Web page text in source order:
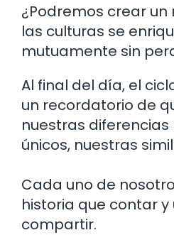
¿Podremos crear
las culturas se
mutuamente sin
Al final del día, el
un recordatorio de
nuestras diferencias
únicos, nuestras
Cada uno de
historia que contar
compartir.